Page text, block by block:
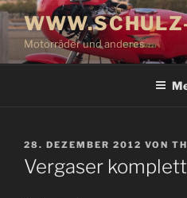
Zum
Inhalt
springenMotorräder und anderes
VERÖFFENTLICHT
AM
28. DEZEMBER 2012 VON
Vergaser komplett